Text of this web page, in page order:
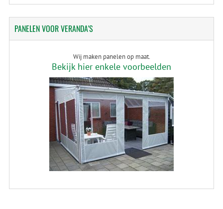
PANELENVOOR VERANDA'S
Wij maken panelen op maat.
Bekijk hier enkele voorbeelden